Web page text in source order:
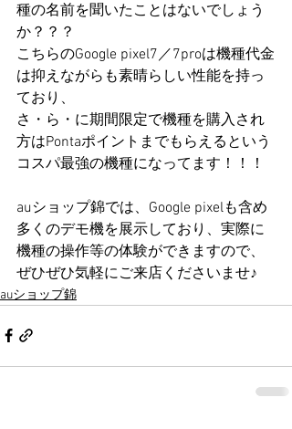
種の名前を聞いたことはないでしょう
か？？？
こちらのGoogle pixel7／7proは機種代金
は抑えながらも素晴らしい性能を持っ
ており、
さ・ら・に期間限定で機種を購入され
方はPontaポイントまでもらえるという
コスパ最強の機種になってます！！！
auショップ錦では、Google pixelも含め
多くのデモ機を展示しており、実際に
機種の操作等の体験ができますので、
ぜひぜひ気軽にご来店くださいませ♪
auショップ錦